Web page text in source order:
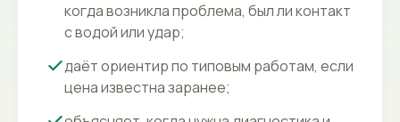
когда возникла проблема, был ли контакт
с водой или удар;
даёт ориентир по типовым работам, если
цена известна заранее;